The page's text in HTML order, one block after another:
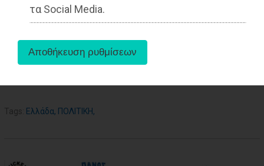
τα Social Media.
Tags: Ελλάδα, ΠΟΛΙΤΙΚΗ,